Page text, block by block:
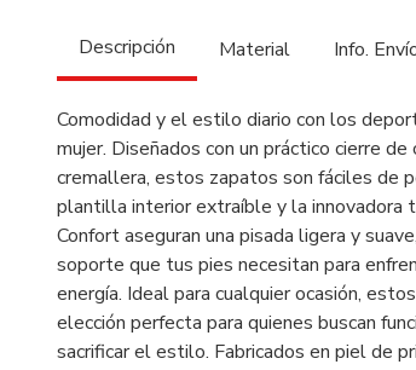
Descripción Material Info.
Comodidad y el estilo diario con los
mujer. Diseñados con un práctico cierre de
cremallera, estos zapatos son fáciles de
plantilla interior extraíble y la innovadora
Confort aseguran una pisada ligera y
soporte que tus pies necesitan para
energía. Ideal para cualquier ocasión,
elección perfecta para quienes buscan
sacrificar el estilo. Fabricados en piel de